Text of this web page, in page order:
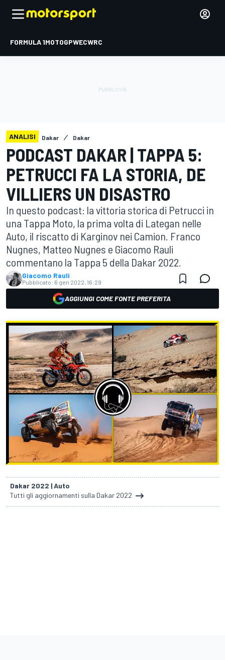
FORMULA 1MOTOGPWECWRC
ANALISI Dakar Dakar
PODCAST DAKAR | TAPPA 5:
PETRUCCI FA LA STORIA, DE
VILLIERS UN DISASTRO
In questo podcast: la vittoria storica di Petrucci in
una Tappa Moto, la prima volta di Lategan nelle
Auto, il riscatto di Karginov nei Camion. Franco
Nugnes, Matteo Nugnes e Giacomo Rauli
commentano la Tappa 5 della Dakar 2022.
Giacomo Rauli
Pubblicato: 6 gen 2022, 16:29
AGGIUNGI COME FONTE PREFERITA
Dakar 2022 | Auto
Tutti gli aggiornamenti sulla Dakar 2022